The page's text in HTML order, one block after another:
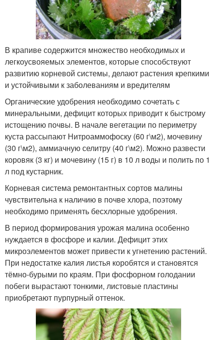
В крапиве содержится множество необходимых и
легкоусвояемых элементов, которые способствуют
развитию корневой системы, делают растения крепкими
и устойчивыми к заболеваниям и вредителям
Органические удобрения необходимо сочетать с
минеральными, дефицит которых приводит к быстрому
истощению почвы. В начале вегетации по периметру
куста рассыпают Нитроаммофоску (60 г\м2), мочевину
(30 г\м2), аммиачную селитру (40 г\м2). Можно развести
коровяк (3 кг) и мочевину (15 г) в 10 л воды и полить по 1
л под кустарник.
Корневая система ремонтантных сортов малины
чувствительна к наличию в почве хлора, поэтому
необходимо применять бесхлорные удобрения.
В период формирования урожая малина особенно
нуждается в фосфоре и калии. Дефицит этих
микроэлементов может привести к угнетению растений.
При недостатке калия листья коробятся и становятся
тёмно-бурыми по краям. При фосфорном голодании
побеги вырастают тонкими, листовые пластины
приобретают пурпурный оттенок.